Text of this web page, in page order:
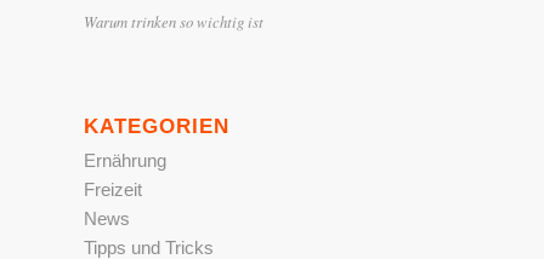
Warum trinken so wichtig ist
KATEGORIEN
Ernährung
Freizeit
News
Tipps und Tricks